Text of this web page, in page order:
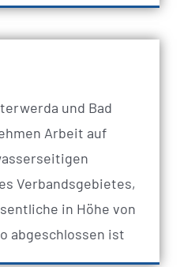
und Bad
Arbeit auf
Verbandsgebietes,
in Höhe von
abgeschlossen ist